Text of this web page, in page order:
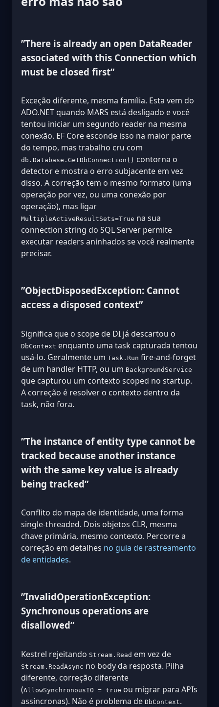
”There is already an open DataReader
associated with this Connection which
must be closed first”
Exceção diferente, mesma família. Esta vem do
ADO.NET quando MARS está desligado e você
tentou iniciar um segundo reader na mesma
conexão. EF Core esconde isso na maior parte
do tempo, mas trabalho cru com
db.Database.GetDbConnection() contorna o
detector e mostra o erro subjacente em vez
disso. A correção tem o mesmo formato (uma
operação por vez, ou uma conexão por
operação), mas ligar
MultipleActiveResultSets=True na sua
connection string do SQL Server permite
executar readers aninhados se você realmente
precisar.
”ObjectDisposedException: Cannot
access a disposed context”
Significa que o scope de DI já descartou o
DbContext enquanto uma task capturada tentou
usá-lo. Geralmente um Task.Run fire-and-forget
de um handler HTTP, ou um BackgroundService
que capturou um contexto scoped no startup.
A correção é resolver o contexto dentro da
task, não fora.
”The instance of entity type cannot be
tracked because another instance
with the same key value is already
being tracked”
Conflito do mapa de identidade, uma forma
single-threaded. Dois objetos CLR, mesma
chave primária, mesmo contexto. Percorre a
correção em detalhes no guia de rastreamento
de entidades.
”InvalidOperationException:
Synchronous operations are
disallowed”
Kestrel rejeitando Stream.Read em vez de
Stream.ReadAsync no body da resposta. Pilha
diferente, correção diferente
(AllowSynchronousIO = true ou migrar para APIs
assíncronas). Não é problema de DbContext.